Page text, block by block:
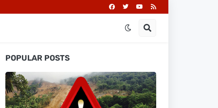
POPULAR POSTS